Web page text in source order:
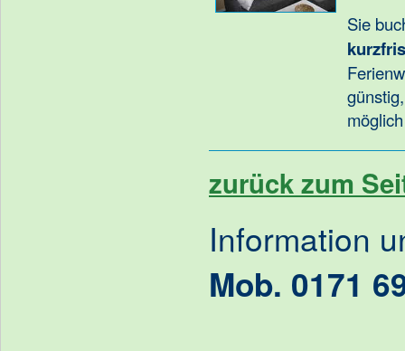
Sie
möglich
zurück zum
Information
Mob. 0171